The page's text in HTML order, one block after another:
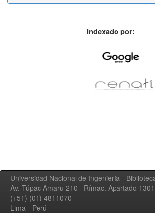
Indexado por:
Universidad Nacional de Ingeniería -
Av. Túpac Amaru 210 - Rímac. Apartado 1301
(+51) (01) 4811070
Lima - Perú